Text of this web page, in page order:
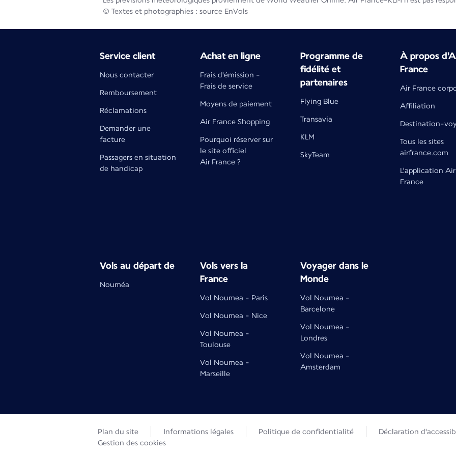
© Textes et photographies : source EnVols
Service client
Nous contacter
Remboursement
Réclamations
Demander une
facture
Passagers en situation
de handicap
Achat en ligne
Frais d'émission -
Frais de service
Moyens de paiement
Air France Shopping
Pourquoi réserver sur
le site officiel
Air France ?
Programme de
fidélité et
partenaires
Flying Blue
Transavia
KLM
SkyTeam
À propos
France
Air France
Affiliation
Destination-
Tous les sites
airfrance.com
L'application Air
France
Vols au départ de
Nouméa
Vols vers la
France
Vol Noumea - Paris
Vol Noumea - Nice
Vol Noumea -
Toulouse
Vol Noumea -
Marseille
Voyager dans le
Monde
Vol Noumea -
Barcelone
Vol Noumea -
Londres
Vol Noumea -
Amsterdam
Plan du site Informations légales Politique de confidentialité
Déclaration
Gestion des cookies